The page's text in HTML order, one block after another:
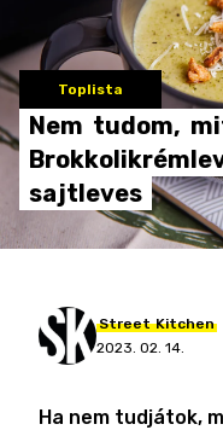
Toplista
Nem tudom,
sajtleves
Street Kitchen
2023. 02. 14.
Ha nem tudjátok,